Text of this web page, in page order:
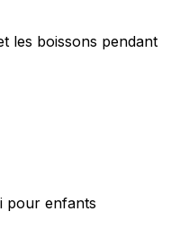
les boissons pendant
pour enfants